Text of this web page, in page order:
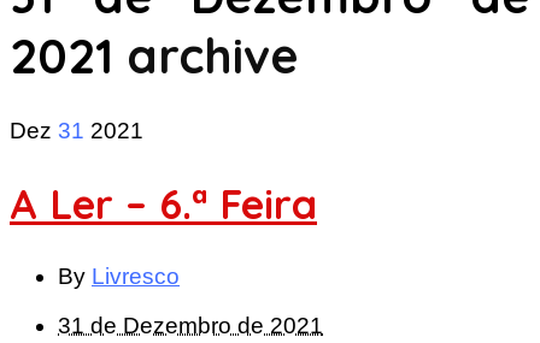
2021 archive
Dez 31 2021
A Ler – 6.ª Feira
By Livresco
31 de Dezembro de 2021